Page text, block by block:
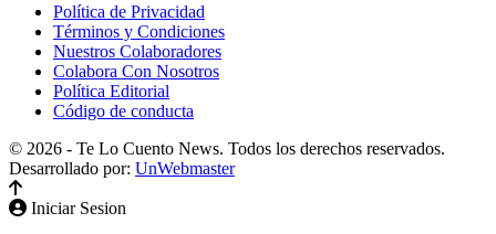
Política de Privacidad
Términos y Condiciones
Nuestros Colaboradores
Colabora Con Nosotros
Política Editorial
Código de conducta
© 2026 - Te Lo Cuento News. Todos los derechos reservados.
Desarrollado por: UnWebmaster
Iniciar Sesion